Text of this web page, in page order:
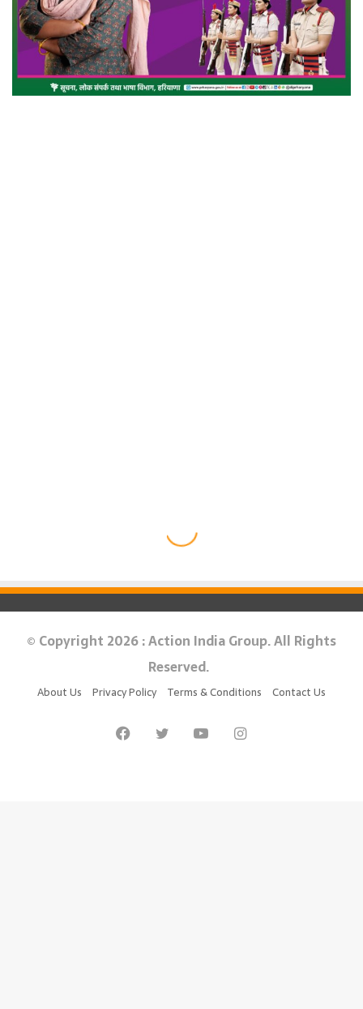
© Copyright 2026 : Action India Group. All Rights
Reserved.
About Us Privacy Policy Terms & Conditions Contact Us
FacebookTwitter YouTubeInstagram